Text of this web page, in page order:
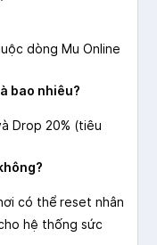
dòng Mu Online
bao nhiêu?
Drop 20% (tiêu
có thể reset nhân
hệ thống sức